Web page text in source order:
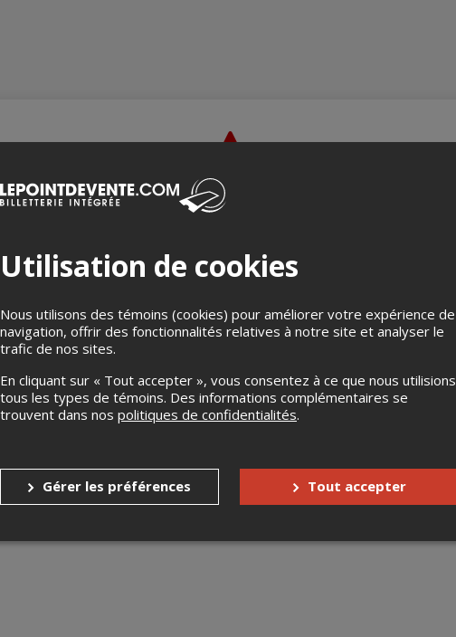
Merci de confirmer que vous n'êtes pas un robot ci-bas.
les enfants
Gratuit pour les 12 ans et moins
à mobilité réduite
Utilisation de cookies
Nous utilisons des témoins (cookies) pour améliorer votre expérience de
navigation, offrir des fonctionnalités relatives à notre site et analyser le
trafic de nos sites.
En cliquant sur « Tout accepter », vous consentez à ce que nous utilisions
tous les types de témoins. Des informations complémentaires se
trouvent dans nos politiques de confidentialités.
Gérer les préférences Tout accepter